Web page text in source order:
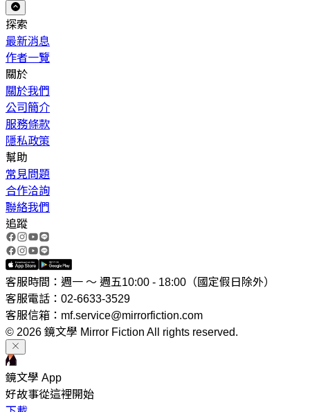
探索
最新消息
作者一覽
關於
關於我們
公司簡介
服務條款
隱私政策
幫助
常見問題
合作洽詢
聯絡我們
追蹤
客服時間：週一 ～ 週五10:00 - 18:00（國定假日除外）
客服電話：02-6633-3529
客服信箱：mf.service@mirrorfiction.com
© 2026 鏡文學 Mirror Fiction All rights reserved.
鏡文學 App
好故事從這裡開始